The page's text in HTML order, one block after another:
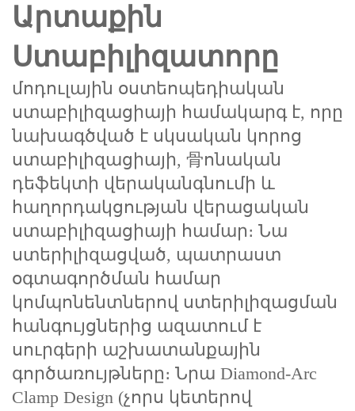
Արտաքին
Ստաբիլիզատորը
մոդուլային օստեոպեդիական
ստաբիլիզացիայի համակարգ է, որը
նախագծված է ‌սկսական կորոց
ստաբիլիզացիայի, ⻣ոնական
դեֆեկտի վերականգնումի և
հաղորդակցության վերացական
ստաբիլիզացիայի համար։ Նա
ստերիլիզացված, պատրաստ
օգտագործման համար
կոմպոնենտներով ստերիլիզացման
հանգույցներից ազատում է
սուրգերի աշխատանքային
գործառույթները։ Նրա ‌Diamond-Arc
Clamp Design (չորս կետերով